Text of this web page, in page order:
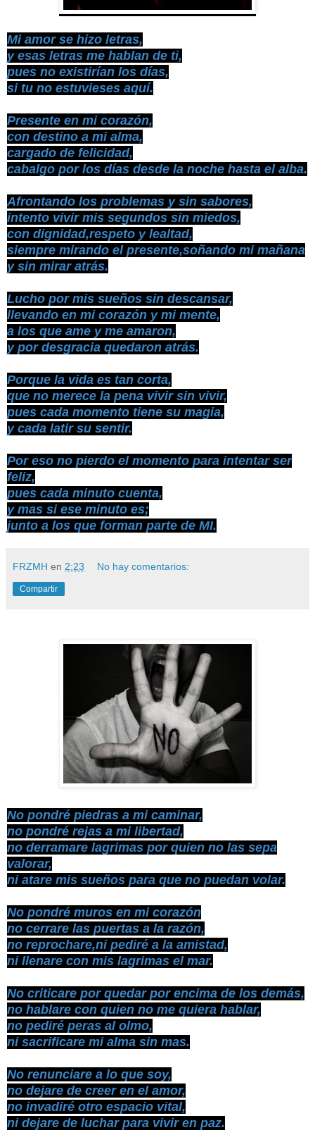
Mi amor se hizo letras,
y esas letras me hablan de ti,
pues no existirían los días,
si tu no estuvieses aquí.
Presente en mi corazón,
con destino a mi alma,
cargado de felicidad,
cabalgo por los días desde la noche hasta el alba.
Afrontando los problemas y sin sabores,
intento vivir mis segundos sin miedos,
con dignidad,respeto y lealtad,
siempre mirando el presente,soñando mi mañana
y sin mirar atrás.
Lucho por mis sueños sin descansar,
llevando en mi corazón y mi mente,
a los que ame y me amaron,
y por desgracia quedaron atrás.
Porque la vida es tan corta,
que no merece la pena vivir sin vivir,
pues cada momento tiene su magia,
y cada latir su sentir.
Por eso no pierdo el momento para intentar ser
feliz,
pues cada minuto cuenta,
y mas si ese minuto es;
junto a los que forman parte de MI.
FRZMH en 2:23 No hay comentarios:
Compartir
No pondré piedras a mi caminar,
no pondré rejas a mi libertad,
no derramare lagrimas por quien no las sepa
valorar,
ni atare mis sueños para que no puedan volar.
No pondré muros en mi corazón
no cerrare las puertas a la razón,
no reprochare,ni pediré a la amistad,
ni llenare con mis lagrimas el mar.
No criticare por quedar por encima de los demás,
no hablare con quien no me quiera hablar,
no pediré peras al olmo,
ni sacrificare mi alma sin mas.
No renunciare a lo que soy,
no dejare de creer en el amor,
no invadiré otro espacio vital,
ni dejare de luchar para vivir en paz.